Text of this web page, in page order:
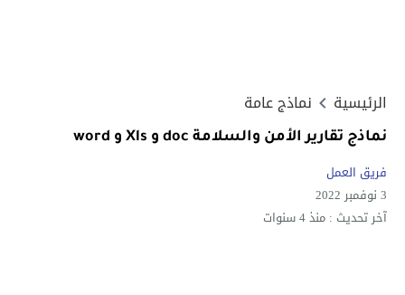
الرئيسية نماذج عامة
نماذج تقارير الأمن والسلامة doc و Xls و word
فريق العمل
3 نوفمبر 2022
آخر تحديث : منذ 4 سنوات